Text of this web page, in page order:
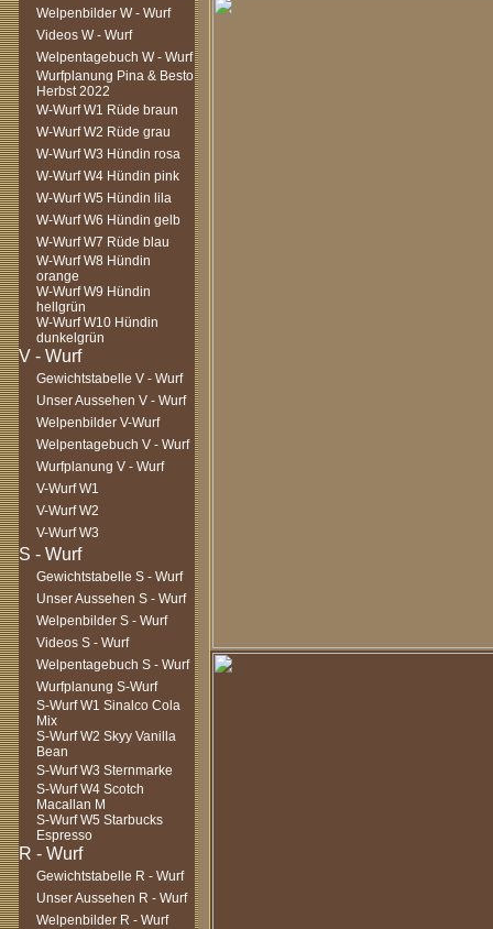
Welpenbilder W - Wurf
Videos W - Wurf
Welpentagebuch W - Wurf
Wurfplanung Pina & Besto
Herbst 2022
W-Wurf W1 Rüde braun
W-Wurf W2 Rüde grau
W-Wurf W3 Hündin rosa
W-Wurf W4 Hündin pink
W-Wurf W5 Hündin lila
W-Wurf W6 Hündin gelb
W-Wurf W7 Rüde blau
W-Wurf W8 Hündin
orange
W-Wurf W9 Hündin
hellgrün
W-Wurf W10 Hündin
dunkelgrün
Gewichtstabelle V - Wurf
Unser Aussehen V - Wurf
Welpenbilder V-Wurf
Welpentagebuch V - Wurf
Wurfplanung V - Wurf
V-Wurf W1
V-Wurf W2
V-Wurf W3
Gewichtstabelle S - Wurf
Unser Aussehen S - Wurf
Welpenbilder S - Wurf
Videos S - Wurf
Welpentagebuch S - Wurf
Wurfplanung S-Wurf
S-Wurf W1 Sinalco Cola
Mix
S-Wurf W2 Skyy Vanilla
Bean
S-Wurf W3 Sternmarke
S-Wurf W4 Scotch
Macallan M
S-Wurf W5 Starbucks
Espresso
Gewichtstabelle R - Wurf
Unser Aussehen R - Wurf
Welpenbilder R - Wurf